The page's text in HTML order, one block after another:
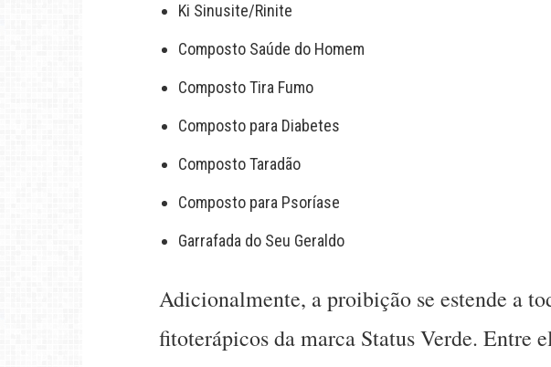
Ki Sinusite/Rinite
Composto Saúde do Homem
Composto Tira Fumo
Composto para Diabetes
Composto Taradão
Composto para Psoríase
Garrafada do Seu Geraldo
Adicionalmente, a proibição se estende a
fitoterápicos da marca Status Verde. Entre